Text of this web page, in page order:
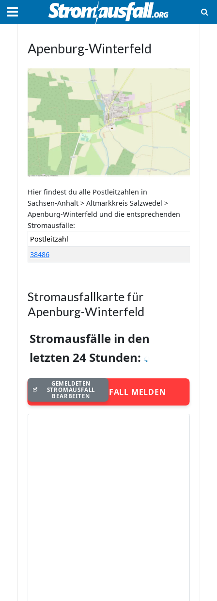
Apenburg-Winterfeld
Hier findest du alle Postleitzahlen in
Sachsen-Anhalt > Altmarkkreis Salzwedel >
Apenburg-Winterfeld und die entsprechenden
Stromausfälle:
Postleitzahl
38486
Stromausfallkarte für
Apenburg-Winterfeld
Stromausfälle in den
letzten 24 Stunden:
STROMAUSFALL MELDEN
GEMELDETEN
STROMAUSFALL
BEARBEITEN